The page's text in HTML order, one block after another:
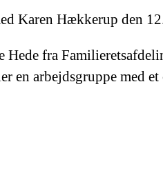
Karen Hækkerup den
fra
en arbejdsgruppe